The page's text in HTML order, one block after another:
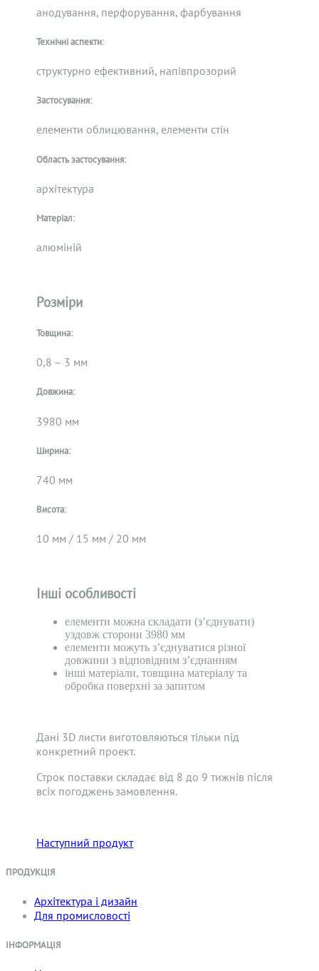
анодування, перфорування, фарбування
Технічні аспекти:
структурно ефективний, напівпрозорий
Застосування:
елементи облицювання, елементи стін
Область застосування:
архітектура
Матеріал:
алюміній
Розміри
Товщина:
0,8 – 3 мм
Довжина:
3980 мм
Ширина:
740 мм
Висота:
10 мм / 15 мм / 20 мм
Інші особливості
елементи можна складати (з’єднувати)
уздовж сторони 3980 мм
елементи можуть з’єднуватися різної
довжини з відповідним з’єднанням
інші матеріали, товщина матеріалу та
обробка поверхні за запитом
Дані 3D листи виготовляються тільки під
конкретний проект.
Строк поставки складає від 8 до 9 тижнів після
всіх погоджень замовлення.
Наступний продукт
ПРОДУКЦІЯ
Архітектура і дизайн
Для промисловості
ІНФОРМАЦІЯ